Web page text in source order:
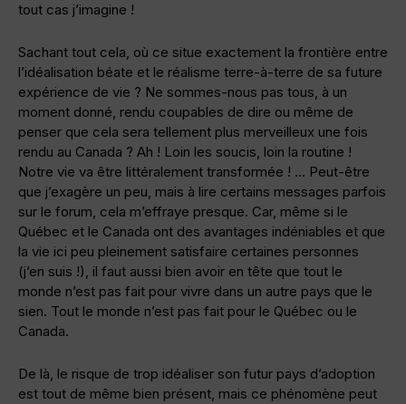
tout cas j’imagine !
Sachant tout cela, où ce situe exactement la frontière entre
l’idéalisation béate et le réalisme terre-à-terre de sa future
expérience de vie ? Ne sommes-nous pas tous, à un
moment donné, rendu coupables de dire ou même de
penser que cela sera tellement plus merveilleux une fois
rendu au Canada ? Ah ! Loin les soucis, loin la routine !
Notre vie va être littéralement transformée ! … Peut-être
que j’exagère un peu, mais à lire certains messages parfois
sur le forum, cela m’effraye presque. Car, même si le
Québec et le Canada ont des avantages indéniables et que
la vie ici peu pleinement satisfaire certaines personnes
(j’en suis !), il faut aussi bien avoir en tête que tout le
monde n’est pas fait pour vivre dans un autre pays que le
sien. Tout le monde n’est pas fait pour le Québec ou le
Canada.
De là, le risque de trop idéaliser son futur pays d’adoption
est tout de même bien présent, mais ce phénomène peut